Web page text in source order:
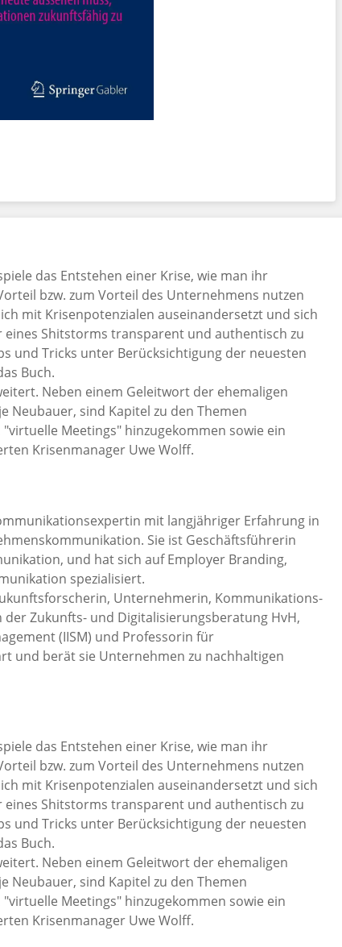
das Entstehen einer Krise, wie man ihr
bzw. zum Vorteil des Unternehmens nutzen
mit Krisenpotenzialen auseinandersetzt und sich
Shitstorms transparent und authentisch zu
und Tricks unter Berücksichtigung der neuesten
Buch.
Neben einem Geleitwort der ehemaligen
Neubauer, sind Kapitel zu den Themen
Meetings" hinzugekommen sowie ein
Krisenmanager Uwe Wolff.
mit langjähriger Erfahrung in
Sie ist Geschäftsführerin
und hat sich auf Employer Branding,
spezialisiert.
Unternehmerin, Kommunikations-
Zukunfts- und Digitalisierungsberatung HvH,
(IISM) und Professorin für
und berät sie Unternehmen zu nachhaltigen
das Entstehen einer Krise, wie man ihr
bzw. zum Vorteil des Unternehmens nutzen
mit Krisenpotenzialen auseinandersetzt und sich
Shitstorms transparent und authentisch zu
und Tricks unter Berücksichtigung der neuesten
Buch.
Neben einem Geleitwort der ehemaligen
Neubauer, sind Kapitel zu den Themen
Meetings" hinzugekommen sowie ein
Krisenmanager Uwe Wolff.